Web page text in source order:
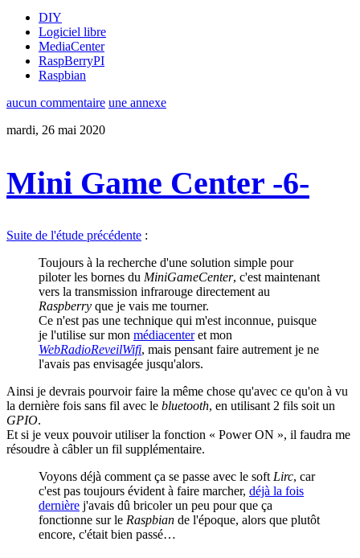
DIY
Logiciel libre
MediaCenter
RaspBerryPI
Raspbian
aucun commentaire une annexe
mardi, 26 mai 2020
Mini Game Center -6-
Suite de l'étude précédente :
Toujours à la recherche d'une solution simple pour
piloter les bornes du MiniGameCenter, c'est maintenant
vers la transmission infrarouge directement au
Raspberry que je vais me tourner.
Ce n'est pas une technique qui m'est inconnue, puisque
je l'utilise sur mon médiacenteret mon
WebRadioReveilWifi, mais pensant faire autrement je ne
l'avais pas envisagée jusqu'alors.
Ainsi je devrais pourvoir faire la même chose qu'avec ce qu'on à vu
la dernière fois sans fil avec le bluetooth, en utilisant 2 fils soit un
GPIO.
Et si je veux pouvoir utiliser la fonction « Power ON », il faudra me
résoudre à câbler un fil supplémentaire.
Voyons déjà comment ça se passe avec le soft Lirc, car
c'est pas toujours évident à faire marcher, déjà la fois
dernière j'avais dû bricoler un peu pour que ça
fonctionne sur le Raspbian de l'époque, alors que plutôt
encore, c'était bien passé…